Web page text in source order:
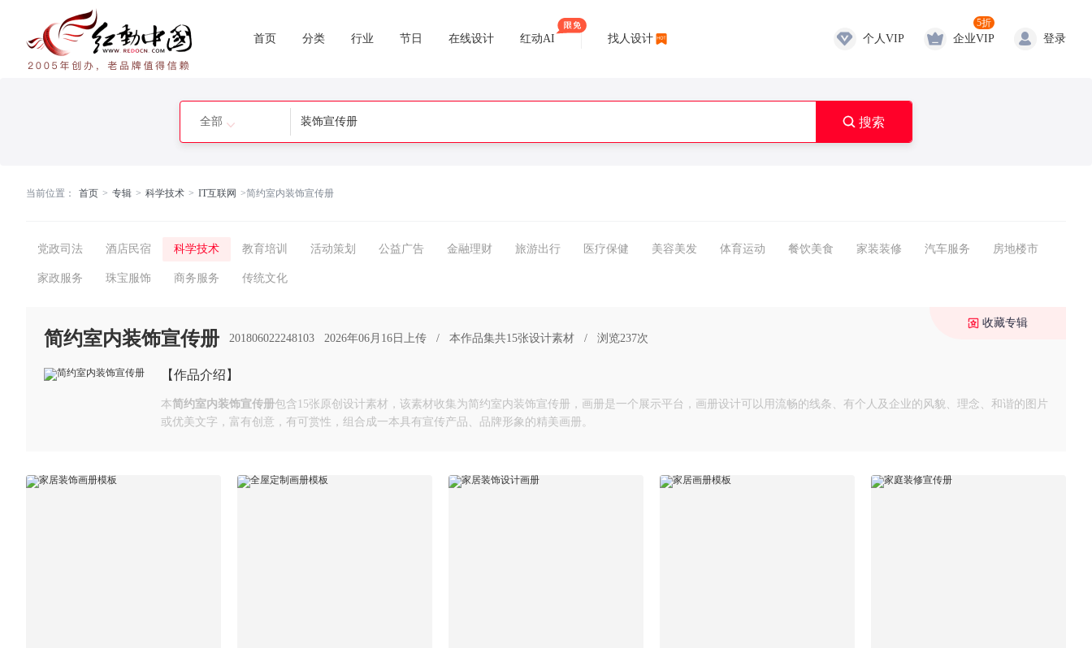
首页 分类 行业 节日 在线设计 红动AI 找人设计 个人VIP 企业VIP
5折
登录
全部  搜索
当前位置： 首页 > 专辑 > 科学技术 > IT互联网 >简约室内装饰宣传册
党政司法 酒店民宿 科学技术 教育培训 活动策划 公益广告 金融理财 旅游出行 医疗保健 美容美发 体育运动 餐饮美食 家装装修 汽车服务 房地楼市
家政服务 珠宝服饰 商务服务 传统文化
简约室内装饰宣传册 201806022248103 2026年06月16日上传 / 本作品集共15张设计素材 / 浏览237次
【作品介绍】
本简约室内装饰宣传册包含15张原创设计素材，该素材收集为简约室内装饰宣传册，画册是一个展示平台，画册设计可以用流畅的线条、有个人及企业的风貌、理念、和谐的图片
或优美文字，富有创意，有可赏性，组合成一本具有宣传产品、品牌形象的精美画册。
收藏专辑